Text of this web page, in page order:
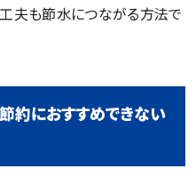
夫も節水につながる方法で
節約におすすめできない